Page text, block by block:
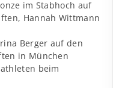
im Stabhoch auf
Hannah Wittmann
Berger auf den
in München
beim